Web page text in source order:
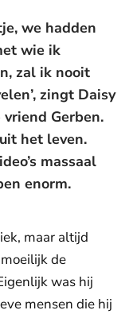
we hadden
wie ik
zal ik nooit
zingt Daisy
Gerben.
het leven.
massaal
enorm.
maar altijd
de
was hij
mensen die hij